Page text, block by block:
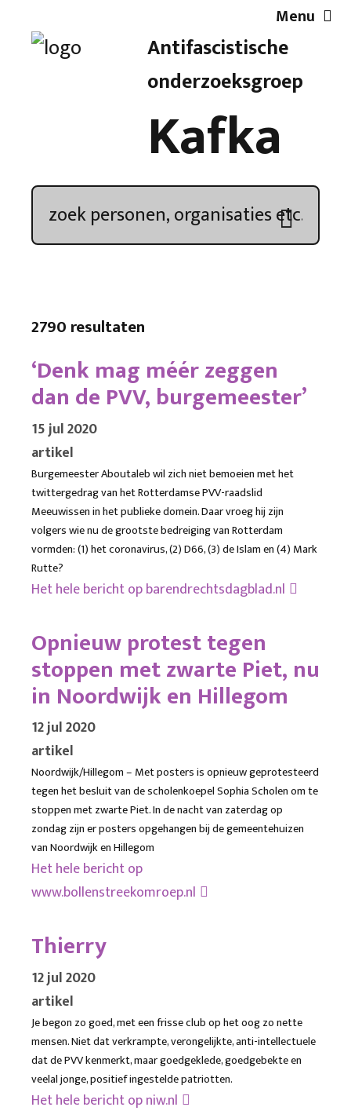
Antifascistische
onderzoeksgroep
Kafka
Menu
Artikelen
Demonstratieoverzicht
Kroniek
Nieuwsbrief
2790 resultaten
‘Denk mag méér zeggen
dan de PVV, burgemeester’
15 jul 2020
artikel
Burgemeester Aboutaleb wil zich niet bemoeien met het
twittergedrag van het Rotterdamse PVV-raadslid
Meeuwissen in het publieke domein. Daar vroeg hij zijn
volgers wie nu de grootste bedreiging van Rotterdam
vormden: (1) het coronavirus, (2) D66, (3) de Islam en (4) Mark
Rutte?
Het hele bericht opbarendrechtsdagblad.nl
Opnieuw protest tegen
stoppen met zwarte Piet, nu
in Noordwijk en Hillegom
12 jul 2020
artikel
Noordwijk/Hillegom – Met posters is opnieuw geprotesteerd
tegen het besluit van de scholenkoepel Sophia Scholen om te
stoppen met zwarte Piet. In de nacht van zaterdag op
zondag zijn er posters opgehangen bij de gemeentehuizen
van Noordwijk en Hillegom
Het hele bericht op
www.bollenstreekomroep.nl
Thierry
12 jul 2020
artikel
Je begon zo goed, met een frisse club op het oog zo nette
mensen. Niet dat verkrampte, verongelijkte, anti-intellectuele
dat de PVV kenmerkt, maar goedgeklede, goedgebekte en
veelal jonge, positief ingestelde patriotten.
Het hele bericht opniw.nl